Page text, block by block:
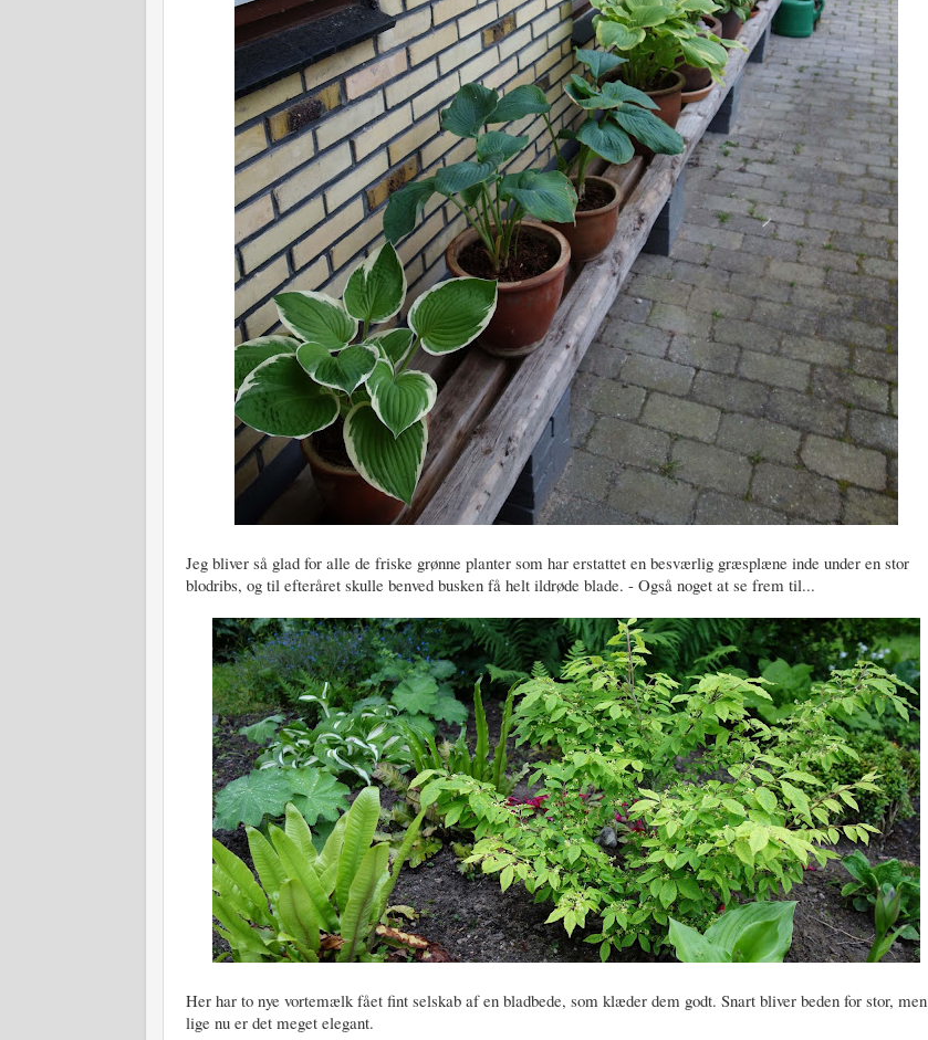
Jeg bliver så glad for alle de friske grønne planter som har erstattet en besværlig græsplæne inde under en stor
blodribs, og til efteråret skulle benved busken få helt ildrøde blade. - Også noget at se frem til...
Her har to nye vortemælk fået fint selskab af en bladbede, som klæder dem godt. Snart bliver beden for stor, men
lige nu er det meget elegant.